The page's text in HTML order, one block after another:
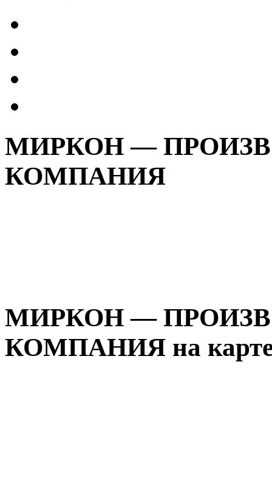
МИРКОН —
КОМПАНИЯ
МИРКОН —
КОМПАНИЯ на